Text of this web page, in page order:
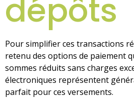
dépôts
Pour simplifier ces transactions
retenu des options de paiement
sommes réduits sans charges
électroniques représentent
parfait pour ces versements.